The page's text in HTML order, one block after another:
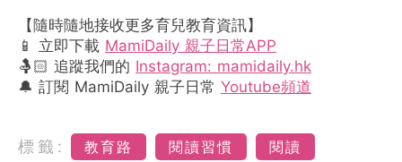
【隨時隨地接收更多育兒教育資訊】
📱 立即下載 MamiDaily 親子日常APP
🤱🏻 追蹤我們的 Instagram: mamidaily.hk
🔔 訂閱 MamiDaily 親子日常 Youtube頻道
標籤: 教育路 閱讀習慣
閱讀